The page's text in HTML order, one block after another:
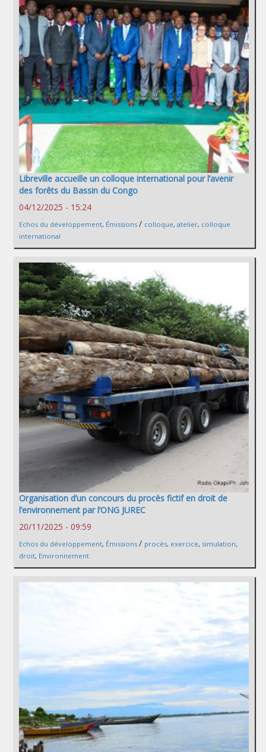
Libreville accueille un colloque international pour l’avenir
des forêts du Bassin du Congo
04/12/2025 - 15:24
Echos du développement, Émissions / colloque, atelier, colloque
international
Organisation d’un concours du procès fictif en droit de
l’environnement par l’ONG JUREC
20/11/2025 - 09:59
Echos du développement, Émissions / procès, exercice, simulation,
droit, Environnement